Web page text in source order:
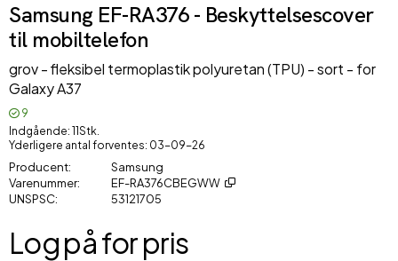
Samsung EF-RA376 - Beskyttelsescover
til mobiltelefon
grov - fleksibel termoplastik polyuretan (TPU) - sort - for
Galaxy A37
9
Indgående 11Stk.
Yderligere antal forventes 03-09-26
Producent
Samsung
Varenummer
EF-RA376CBEGWW
UNSPSC
53121705
Log på for pris